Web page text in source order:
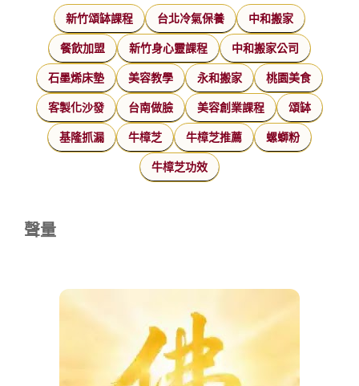
新竹頌缽課程 台北冷氣保養 中和搬家
餐飲加盟 新竹身心靈課程 中和搬家公司
石墨烯床墊 美容教學 永和搬家 桃園美食
客製化沙發 台南做臉 美容創業課程 頌缽
基隆抓漏 牛樟芝 牛樟芝推薦 螺螄粉
牛樟芝功效
聲量